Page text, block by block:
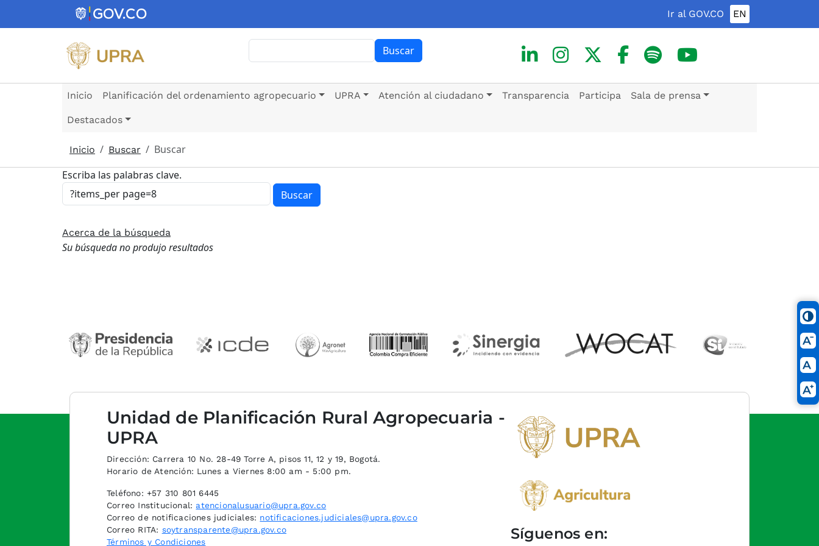
Pasar al contenido principal
Ir al GOV.CO EN
Buscar
Inicio Planificación del ordenamiento agropecuario UPRA Atención al ciudadano Transparencia Participa Sala de prensa
Destacados
Inicio Buscar
Buscar
Escriba las palabras clave.
Buscar
Acerca de la búsqueda
Su búsqueda no produjo resultados
Unidad de Planificación Rural Agropecuaria -
UPRA
Dirección: Carrera 10 No. 28-49 Torre A, pisos 11, 12 y 19, Bogotá.
Horario de Atención: Lunes a Viernes 8:00 am - 5:00 pm.
Teléfono: +57 310 801 6445
Correo Institucional:atencionalusuario@upra.gov.co
Correo de notificaciones judiciales: notificaciones.judiciales@upra.gov.co
Correo RITA: soytransparente@upra.gov.co
Términos y Condiciones
Síguenos en: